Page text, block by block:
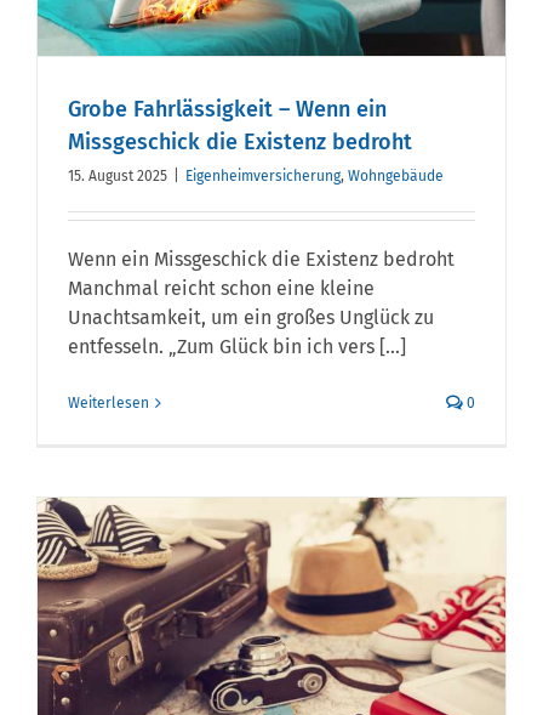
Grobe Fahrlässigkeit – Wenn ein
Missgeschick die Existenz bedroht
15. August 2025 Eigenheimversicherung, Wohngebäude
Wenn ein Missgeschick die Existenz bedroht
Manchmal reicht schon eine kleine
Unachtsamkeit, um ein großes Unglück zu
entfesseln. „Zum Glück bin ich vers [...]
Weiterlesen 0